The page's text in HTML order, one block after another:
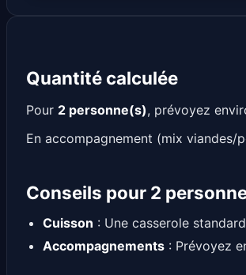
Quantité calculée
Pour 2 personne(s), prévoyez
En accompagnement (mix viandes/
Conseils pour 2
Cuisson : Une casserole
Accompagnements: Prévoyez